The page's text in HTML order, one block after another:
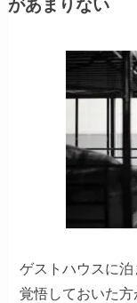
があまりない
ゲストハウスに
覚悟しておいた方